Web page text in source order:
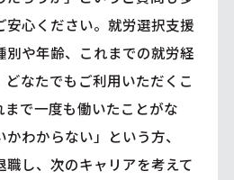
安心ください。就労選択支援
別や年齢、これまでの就労経
なたでもご利用いただくこ
まで一度も働いたことがな
わからない」という方、
職し、次のキャリアを考えて